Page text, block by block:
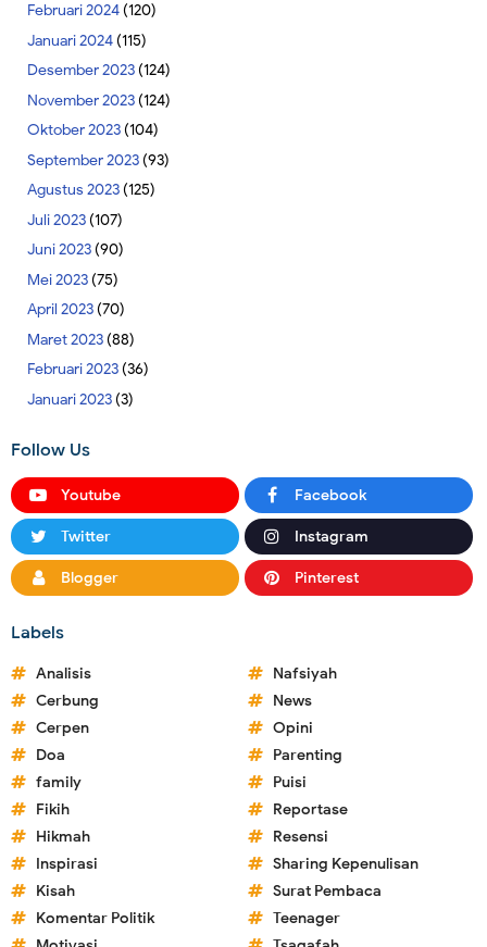
Februari 2024(120)
Januari 2024(115)
Desember 2023(124)
November 2023(124)
Oktober 2023(104)
September 2023(93)
Agustus 2023(125)
Juli 2023(107)
Juni 2023(90)
Mei 2023(75)
April 2023(70)
Maret 2023(88)
Februari 2023(36)
Januari 2023(3)
Follow Us
Youtube Facebook
Twitter Instagram
Blogger Pinterest
Labels
Analisis
Cerbung
Cerpen
Doa
family
Fikih
Hikmah
Inspirasi
Kisah
Komentar Politik
Nafsiyah
News
Opini
Parenting
Puisi
Reportase
Resensi
Sharing Kepenulisan
Surat Pembaca
Teenager